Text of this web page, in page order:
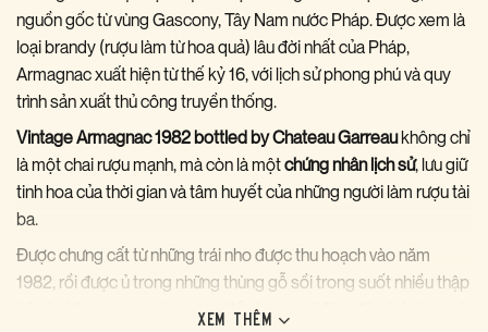
nguồn gốc từ vùng Gascony, Tây Nam nước Pháp. Được xem là
loại brandy (rượu làm từ hoa quả) lâu đời nhất của Pháp,
Armagnac xuất hiện từ thế kỷ 16, với lịch sử phong phú và quy
trình sản xuất thủ công truyền thống.
Vintage Armagnac 1982 bottled by Chateau Garreaukhông chỉ
là một chai rượu mạnh, mà còn là mộtchứng nhân lịch sử, lưu giữ
tinh hoa của thời gian và tâm huyết của những người làm rượu tài
ba.
Được chưng cất từ những trái nho được thu hoạch vào năm
1982, rồi được ủ trong những thùng gỗ sồi trong suốt nhiều thập
kỷ, chai Armagnac này mang đến hương vị đậm đà, phức hợp và
XEM THÊM